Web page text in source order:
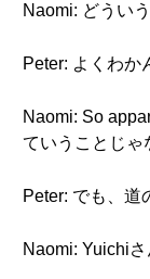
Naomi: どうい
Peter: よくわか
Naomi: So
ていうことじゃ
Peter: でも、道
Naomi: Yuichiさ